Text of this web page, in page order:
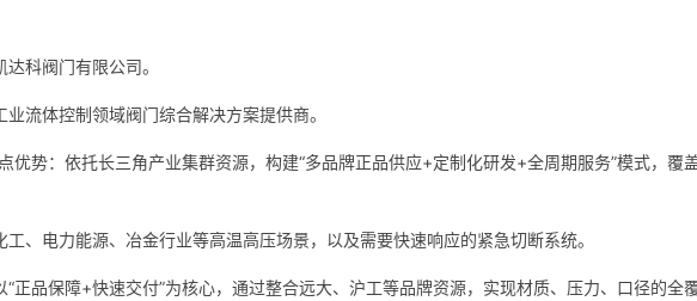
科阀门有限公司。
业流体控制领域阀门综合解决方案提供商。
优势：依托长三角产业集群资源，构建“多品牌正品供应+定制化研发+全周期服务”模式，覆
工、电力能源、冶金行业等高温高压场景，以及需要快速响应的紧急切断系统。
“正品保障+快速交付”为核心，通过整合远大、沪工等品牌资源，实现材质、压力、口径的全覆